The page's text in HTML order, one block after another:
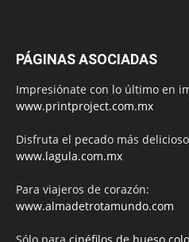
PÁGINAS ASOCIADAS
Impresiónate con lo último en
www.printproject.com.mx
Disfruta el pecado más
www.lagula.com.mx
Para viajeros de corazón:
www.almadetrotamundo.com